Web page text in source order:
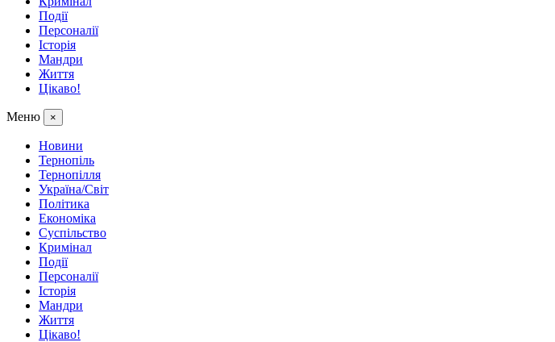
Події
Персоналії
Історія
Мандри
Життя
Цікаво!
Меню ×
Новини
Тернопіль
Тернопілля
Україна/Світ
Політика
Економіка
Суспільство
Кримінал
Події
Персоналії
Історія
Мандри
Життя
Цікаво!